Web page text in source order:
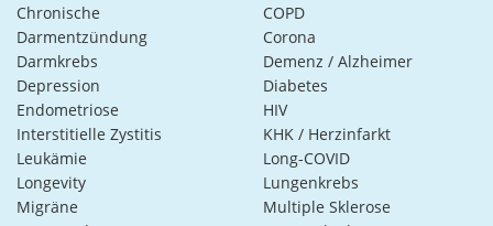
Chronische
Darmentzündung
COPD
Corona
Darmkrebs
Demenz / Alzheimer
Depression
Diabetes
Endometriose
HIV
Interstitielle Zystitis
KHK / Herzinfarkt
Leukämie
Long-COVID
Longevity
Lungenkrebs
Migräne
Multiple Sklerose